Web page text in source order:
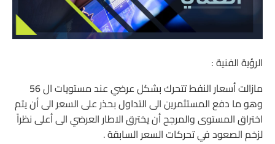
الرؤية الفنية :
مازالت أسعار النفط تتحرك بشكل عرضي عند مستويات ال 56
وهو ما دفع المستثمرين الى التداول بحذر على السعر الى أن يتم
اختراق المستوى والمرجح أن يخترق الاطار العرضي الى أعلى نظراً
لزخم الصعود في تحركات السعر السابقة .